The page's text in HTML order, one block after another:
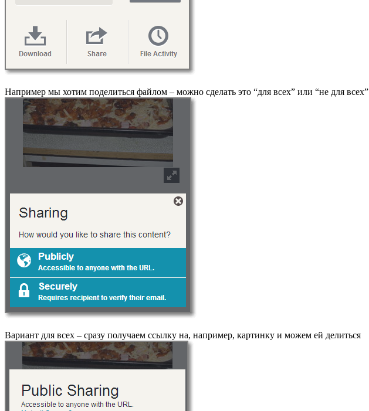
Например мы хотим поделиться файлом – можно сделать это “для всех” или “не для всех”
Вариант для всех – сразу получаем ссылку на, например, картинку и можем ей делиться